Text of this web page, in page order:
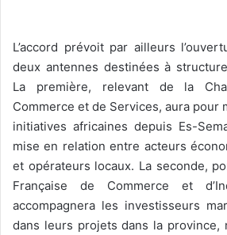
L’accord prévoit par ailleurs
deux antennes destinées à
La première, relevant de la
Commerce et de Services, aura pour
initiatives africaines depuis Es-
mise en relation entre acteurs
et opérateurs locaux. La seconde,
Française de Commerce et
accompagnera les investisseurs
dans leurs projets dans la province,